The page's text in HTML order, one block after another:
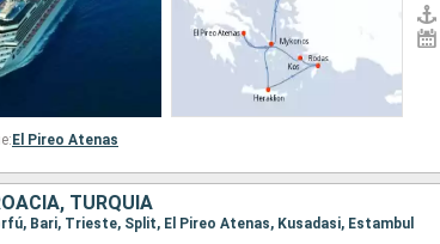
El Pireo Atenas
TURQUÍA
Bari, Trieste, Split, El Pireo Atenas, Kusadasi, Estambul